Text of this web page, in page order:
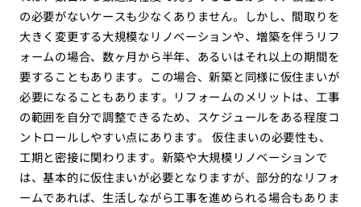
の必要がないケースも少なくありません。しかし、間取りを
大きく変更する大規模なリノベーションや、増築を伴うリフ
ォームの場合、数ヶ月から半年、あるいはそれ以上の期間を
要することもあります。この場合、新築と同様に仮住まいが
必要になることもあります。リフォームのメリットは、工事
の範囲を自分で調整できるため、スケジュールをある程度コ
ントロールしやすい点にあります。 仮住まいの必要性も、
工期と密接に関わります。新築や大規模リノベーションで
は、基本的に仮住まいが必要となりますが、部分的なリフォ
ームであれば、生活しながら工事を進められる場合もありま